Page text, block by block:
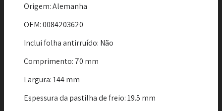
Origem: Alemanha
OEM: 0084203620
Inclui folha antirruído: Não
Comprimento: 70 mm
Largura: 144 mm
Espessura da pastilha de freio: 19.5 mm